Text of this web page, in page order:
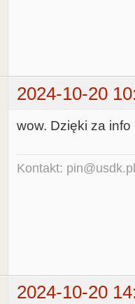
2024-10-20
wow. Dzięki za info
Kontakt: pin@usdk.pl
2024-10-20